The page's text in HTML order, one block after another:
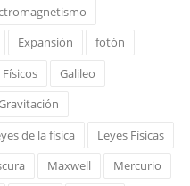
Expansión
fotón
Físicos
Galileo
de la física
Leyes Físicas
Maxwell
Mercurio